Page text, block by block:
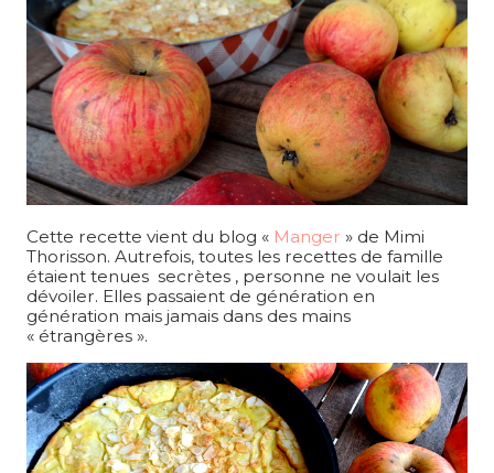
Cette recette vient du blog « Manger » de Mimi
Thorisson. Autrefois, toutes les recettes de famille
étaient tenues secrètes , personne ne voulait les
dévoiler. Elles passaient de génération en
génération mais jamais dans des mains
« étrangères ».